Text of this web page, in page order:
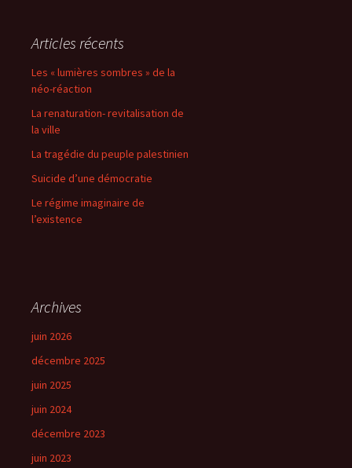
Articles récents
Les « lumières sombres » de la
néo-réaction
La renaturation- revitalisation de
la ville
La tragédie du peuple palestinien
Suicide d’une démocratie
Le régime imaginaire de
l’existence
Archives
juin 2026
décembre 2025
juin 2025
juin 2024
décembre 2023
juin 2023